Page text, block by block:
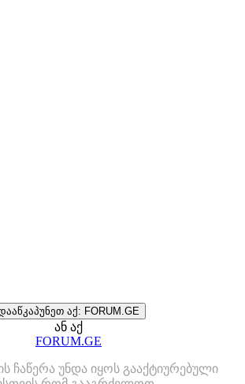
აქ: FORUM.GE
ან აქ
FORUM.GE
ჩაწერა უნდა იყოს გააქტიურებული